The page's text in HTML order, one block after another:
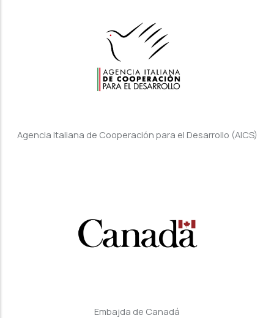
Agencia Italiana de Cooperación para el Desarrollo (AICS)
Embajda de Canadá